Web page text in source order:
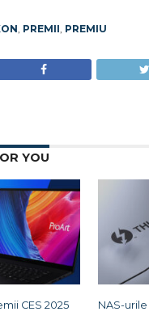
PREMII PREMIU
YOU
CES 2025
NAS-urile